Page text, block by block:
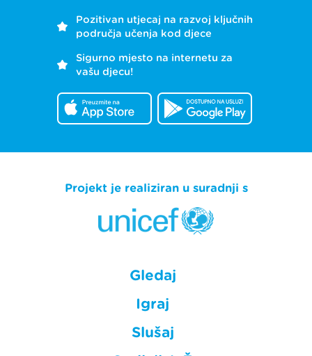
Pozitivan utjecaj na razvoj ključnih
područja učenja kod djece
Sigurno mjesto na internetu za
vašu djecu!
Projekt je realiziran u suradnji s
Gledaj
Igraj
Slušaj